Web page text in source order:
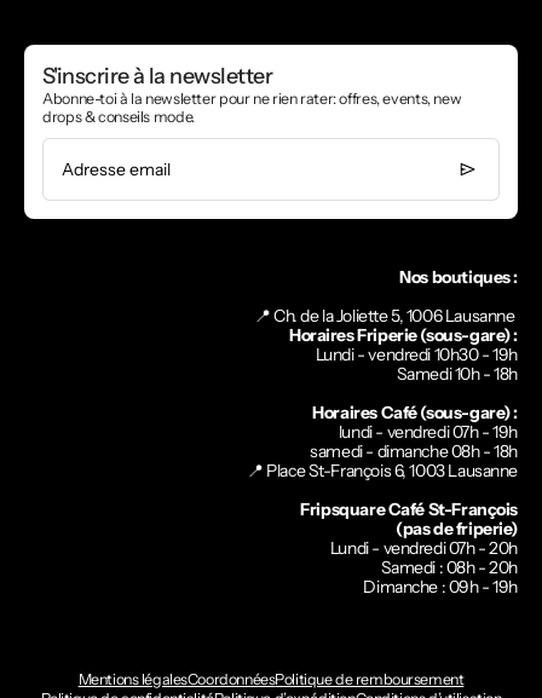
S'inscrire à la newsletter
Abonne-toi à la newsletter pour ne rien rater: offres, events, new
drops & conseils mode.
Adresse email
Nos boutiques :
📍 Ch. de la Joliette 5, 1006 Lausanne
Horaires Friperie (sous-gare) :
Lundi - vendredi 10h30 - 19h
Samedi 10h - 18h
Horaires Café (sous-gare) :
lundi - vendredi 07h - 19h
samedi - dimanche 08h - 18h
📍 Place St-François 6, 1003 Lausanne
Fripsquare Café St-François
(pas de friperie)
Lundi - vendredi 07h - 20h
Samedi : 08h - 20h
Dimanche : 09h - 19h
Mentions légalesCoordonnéesPolitique de remboursement